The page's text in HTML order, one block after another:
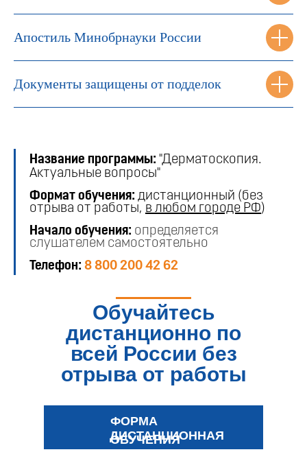
Апостиль Минобрнауки России
Документы защищены от подделок
Название программы: "Дерматоскопия.
Актуальные вопросы"
Формат обучения: дистанционный (без
отрыва от работы, в любом городе РФ)
Начало обучения: определяется
слушателем самостоятельно
Телефон: 8 800 200 42 62
Обучайтесь
дистанционно по
всей России без
отрыва от работы
ФОРМА
ОБУЧЕНИЯ
ДИСТАНЦИОННАЯ